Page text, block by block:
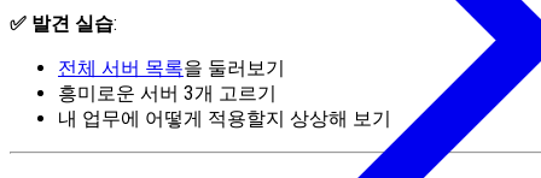
✅ 발견 실습:
전체 서버 목록을 둘러보기
흥미로운 서버 3개 고르기
내 업무에 어떻게 적용할지 상상해 보기